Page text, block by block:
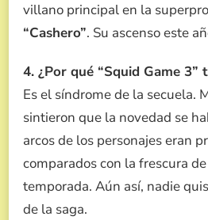
villano principal en la
“Cashero”. Su ascenso este
4. ¿Por qué “Squid Game
Es el síndrome de la secuela.
sintieron que la novedad se
arcos de los personajes eran
comparados con la frescura
temporada. Aún así, nadie
de la saga.